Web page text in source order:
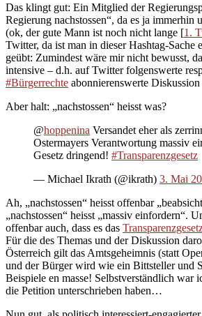
Das klingt gut: Ein Mitglied der
Regierung nachstossen“, da es ja immerhin
(ok, der gute Mann ist noch nicht lange [1.
Twitter, da ist man in dieser Hashtag-Sache
geübt: Zumindest wäre mir nicht bewusst,
intensive – d.h. auf Twitter folgenswerte
#Bürgerrechte abonnierenswerte Diskussion
Aber halt: „nachstossen“ heisst was?
@hoppenina Versandet eher als
Ostermayers Verantwortung massiv
Gesetz dringend! #Transparenzgesetz
— Michael Ikrath (@ikrath) 3. Mai
Ah, „nachstossen“ heisst offenbar
„nachstossen“ heisst „massiv einfordern“.
offenbar auch, dass es das
Für die des Themas und der Diskussion
Österreich gilt das Amtsgeheimnis (statt
und der Bürger wird wie ein Bittsteller und
Beispiele en masse! Selbstverständlich war
die Petition unterschrieben haben…